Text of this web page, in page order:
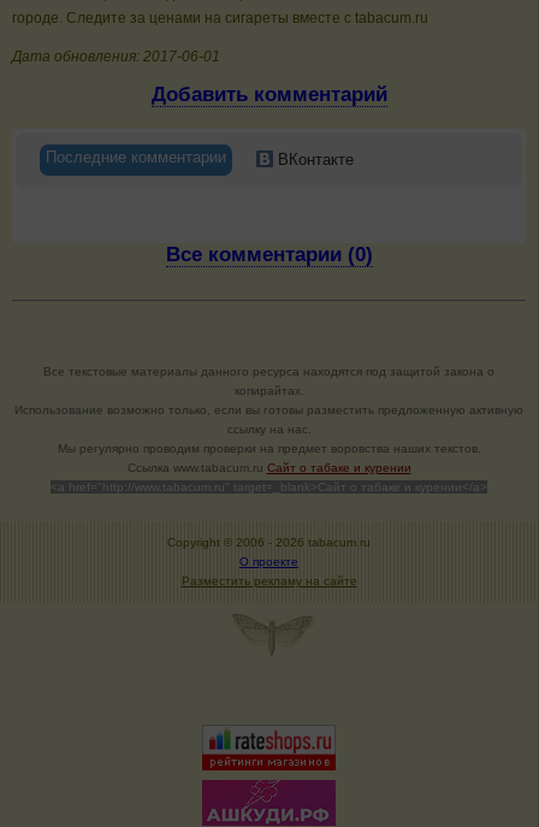
городе. Следите за ценами на сигареты вместе с tabacum.ru
Дата обновления: 2017-06-01
Добавить комментарий
Последние комментарии ВКонтакте
Все комментарии (0)
Все текстовые материалы данного ресурса находятся под защитой закона о
копирайтах.
Использование возможно только, если вы готовы разместить предложенную активную
ссылку на нас.
Мы регулярно проводим проверки на предмет воровства наших текстов.
Cсылка www.tabacum.ru Сайт о табаке и курении
<a href="http://www.tabacum.ru" target=_blank>Сайт о табаке и курении</a>
Copyright © 2006 - 2026 tabacum.ru
О проекте
Разместить рекламу на сайте